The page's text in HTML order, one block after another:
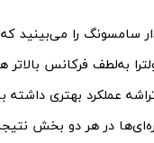
نتایج بنچمارک گیک‌بنچ 5 پرچمدار
8 پرو با همین تراشه
در هر دو بخش